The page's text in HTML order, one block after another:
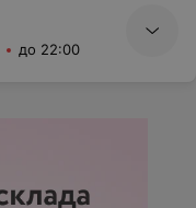
до 22:00